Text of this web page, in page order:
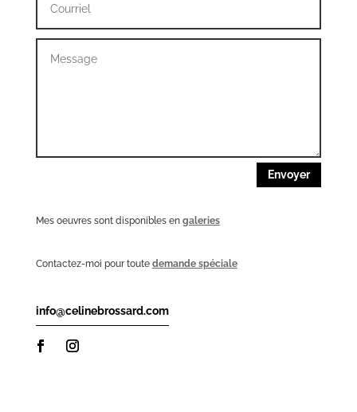
Envoyer
Mes oeuvres sont disponibles en galeries
Contactez-moi pour toute demande spéciale
info@celinebrossard.com